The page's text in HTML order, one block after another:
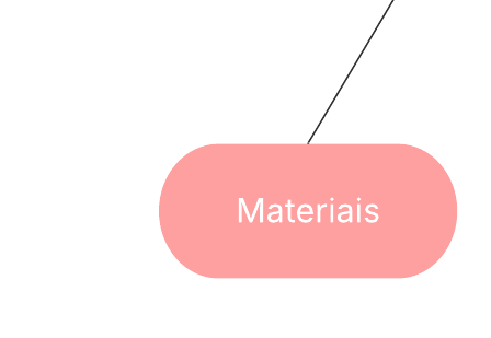
Economizar tempo imprimindo a versão em preto e branco
Abra este modelo e adicione conteúdo para personalizar o diagrama
de espinha de peixe de acordo com seu caso de uso.